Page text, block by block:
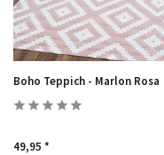
Boho Teppich - Marlon Rosa
49,95 *